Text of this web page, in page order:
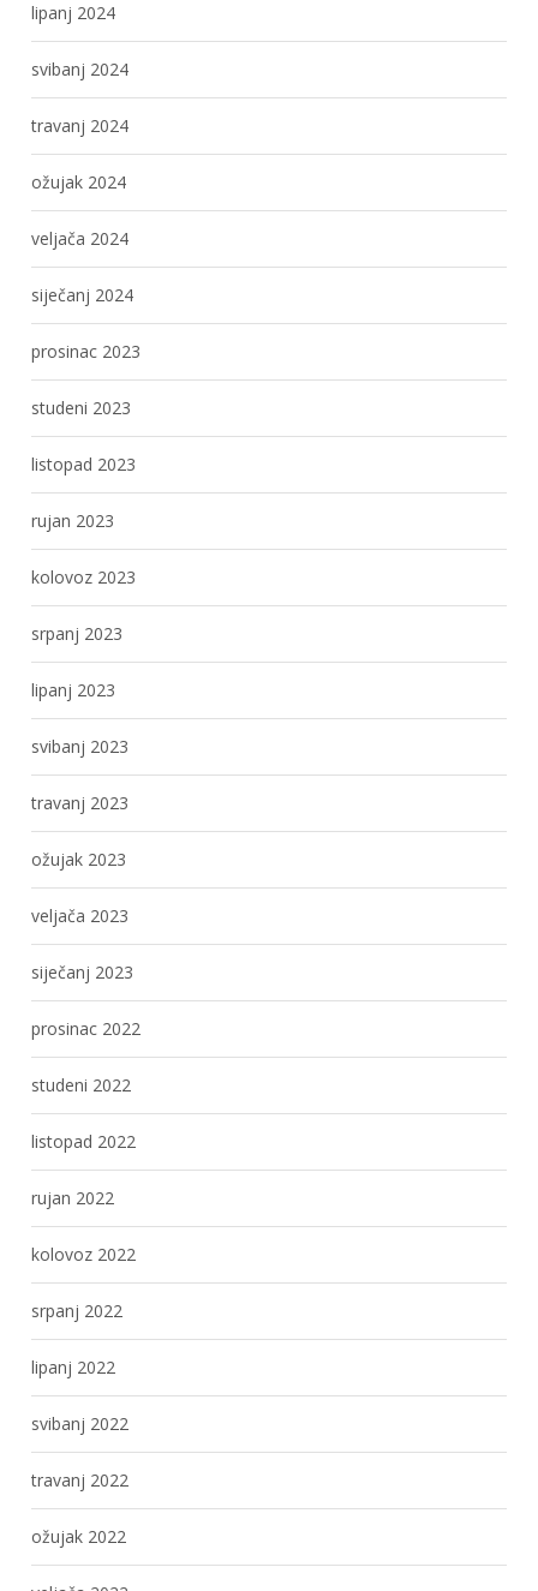
lipanj 2024
svibanj 2024
travanj 2024
ožujak 2024
veljača 2024
siječanj 2024
prosinac 2023
studeni 2023
listopad 2023
rujan 2023
kolovoz 2023
srpanj 2023
lipanj 2023
svibanj 2023
travanj 2023
ožujak 2023
veljača 2023
siječanj 2023
prosinac 2022
studeni 2022
listopad 2022
rujan 2022
kolovoz 2022
srpanj 2022
lipanj 2022
svibanj 2022
travanj 2022
ožujak 2022